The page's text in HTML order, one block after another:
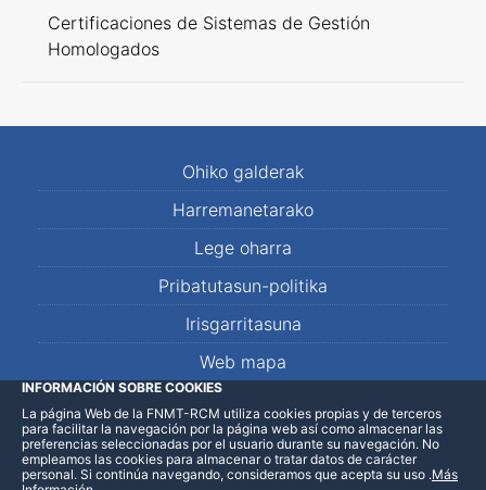
Certificaciones de Sistemas de Gestión
Homologados
Ohiko galderak
Harremanetarako
Lege oharra
Pribatutasun-politika
Irisgarritasuna
Web mapa
LinkedInFacebookWhatsApp
INFORMACIÓN SOBRE COOKIES
La página Web de la FNMT-RCM utiliza cookies propias y de terceros
para facilitar la navegación por la página web así como almacenar las
preferencias seleccionadas por el usuario durante su navegación. No
empleamos las cookies para almacenar o tratar datos de carácter
personal. Si continúa navegando, consideramos que acepta su uso .Más